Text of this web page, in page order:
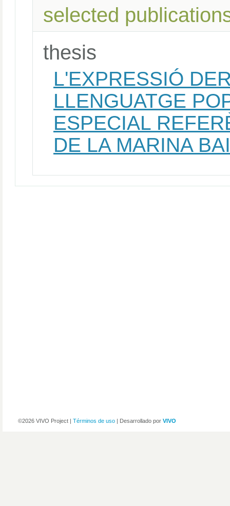
selected
thesis
L'EXPRESSIÓ
LLENGUATGE
ESPECIAL
DE LA MARINA
©2026 VIVO Project | Términos de uso | Desarrollado por VIVO